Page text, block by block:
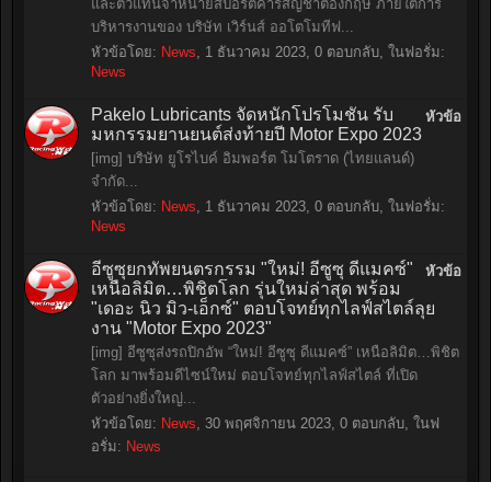
และตัวแทนจำหน่ายสปอร์ตคาร์สัญชาติอังกฤษ ภายใต้การ
บริหารงานของ บริษัท เวิร์นส์ ออโตโมทีฟ...
หัวข้อโดย: News, 1 ธันวาคม 2023, 0 ตอบกลับ, ในฟอรั่ม:
News
หัวข้อ
Pakelo Lubricants จัดหนักโปรโมชั่น รับ
มหกรรมยานยนต์ส่งท้ายปี Motor Expo 2023
[img] บริษัท ยูโรไบค์ อิมพอร์ต โมโตราด (ไทยแลนด์)
จำกัด...
หัวข้อโดย: News, 1 ธันวาคม 2023, 0 ตอบกลับ, ในฟอรั่ม:
News
หัวข้อ
อีซูซุยกทัพยนตรกรรม "ใหม่! อีซูซุ ดีแมคซ์"
เหนือลิมิต…พิชิตโลก รุ่นใหม่ล่าสุด พร้อม
"เดอะ นิว มิว-เอ็กซ์" ตอบโจทย์ทุกไลฟ์สไตล์ลุย
งาน "Motor Expo 2023"
[img] อีซูซุส่งรถปิกอัพ “ใหม่! อีซูซุ ดีแมคซ์” เหนือลิมิต…พิชิต
โลก มาพร้อมดีไซน์ใหม่ ตอบโจทย์ทุกไลฟ์สไตล์ ที่เปิด
ตัวอย่างยิ่งใหญ่...
หัวข้อโดย: News, 30 พฤศจิกายน 2023, 0 ตอบกลับ, ในฟ
อรั่ม: News